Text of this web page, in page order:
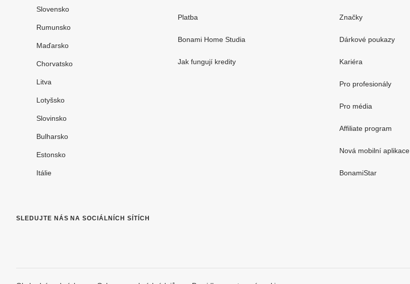
Slovensko
Rumunsko
Maďarsko
Chorvatsko
Litva
Lotyšsko
Slovinsko
Bulharsko
Estonsko
Itálie
Platba
Bonami Home Studia
Jak fungují kredity
Značky
Dárkové poukazy
Kariéra
Pro profesionály
Pro média
Affiliate program
Nová mobilní aplikace
BonamiStar
SLEDUJTE NÁS NA SOCIÁLNÍCH SÍTÍCH